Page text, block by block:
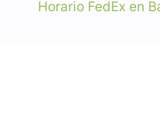
Horario FedEx en